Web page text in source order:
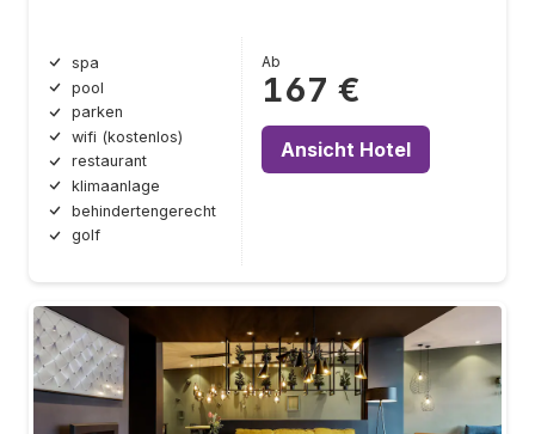
spa
pool
parken
wifi (kostenlos)
restaurant
klimaanlage
behindertengerecht
golf
Ab
167 €
Ansicht Hotel